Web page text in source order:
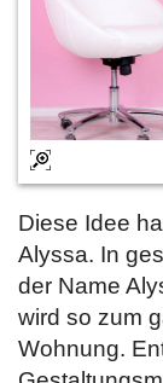
Diese Idee
Alyssa. In
der Name
wird so zum
Wohnung.